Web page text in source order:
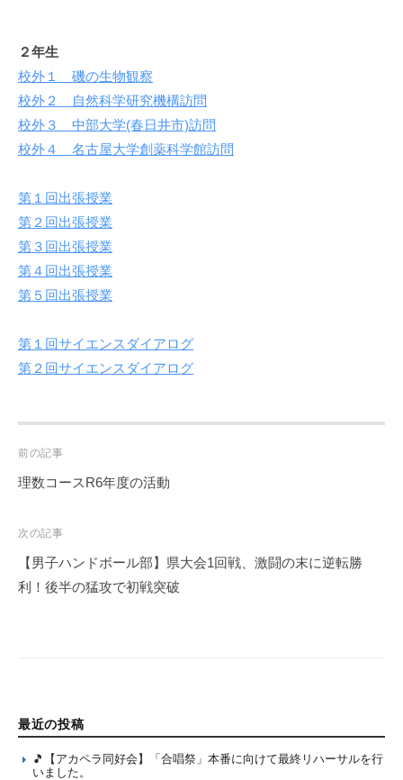
２年生
校外１ 磯の生物観察
校外２ 自然科学研究機構訪問
校外３ 中部大学(春日井市)訪問
校外４ 名古屋大学創薬科学館訪問
第１回出張授業
第２回出張授業
第３回出張授業
第４回出張授業
第５回出張授業
第１回サイエンスダイアログ
第２回サイエンスダイアログ
Post
navigation
前の記事
理数コースR6年度の活動
次の記事
【男子ハンドボール部】県大会1回戦、激闘の末に逆転勝
利！後半の猛攻で初戦突破
最近の投稿
🎵【アカペラ同好会】「合唱祭」本番に向けて最終リハーサルを行
いました。